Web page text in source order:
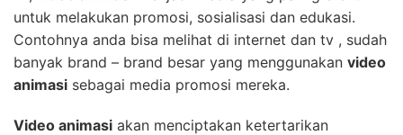
untuk melakukan promosi, sosialisasi dan edukasi.
Contohnya anda bisa melihat di internet dan tv , sudah
banyak brand – brand besar yang menggunakan video
animasi sebagai media promosi mereka.
Video animasi akan menciptakan ketertarikan